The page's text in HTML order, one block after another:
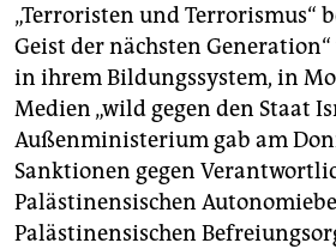
„Terroristen und Terrorismus“
Geist der nächsten
in ihrem Bildungssystem, in
Medien „wild gegen den Staat
Außenministerium gab am
Sanktionen gegen
Palästinensischen
Palästinensischen